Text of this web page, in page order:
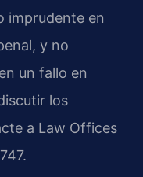
imprudente en
y no
un fallo en
los
a Law Offices